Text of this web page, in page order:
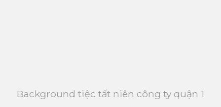
Background tiệc tất niên công ty quận 1